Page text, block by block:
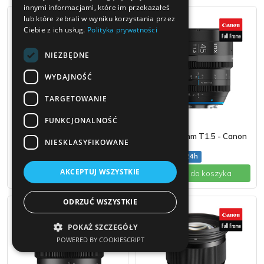
Irix Cine 21 mm T1.5 - Canon
+ Dodaj do koszyka
Irix Cine 45 mm T1.5 - Canon
99 zł brutto/24h
+ Dodaj do koszyka
innymi informacjami, które im przekazałeś
lub które zebrali w wyniku korzystania przez
Ciebie z ich usług. Polityka prywatności
NIEZBĘDNE
WYDAJNOŚĆ
TARGETOWANIE
FUNKCJONALNOŚĆ
NIESKLASYFIKOWANE
AKCEPTUJ WSZYSTKIE
ODRZUĆ WSZYSTKIE
POKAŻ SZCZEGÓŁY
POWERED BY COOKIESCRIPT